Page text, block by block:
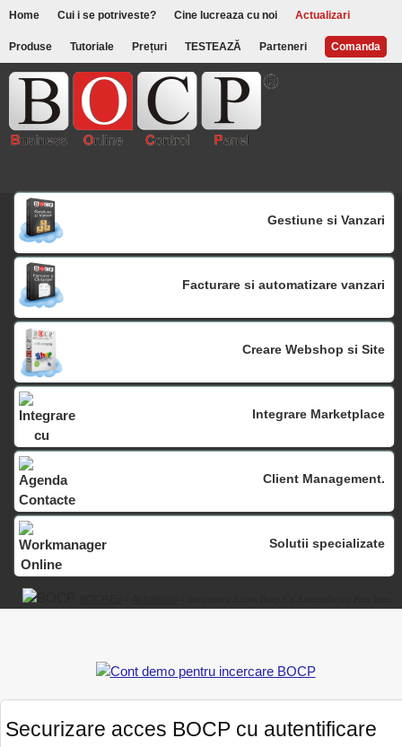
Home Cui i se potriveste? Cine lucreaza cu noi Actualizari
Produse Tutoriale Prețuri TESTEAZĂ Parteneri Comanda
Gestiune si Vanzari
Facturare si automatizare vanzari
Creare Webshop si Site
Integrare Marketplace
Client Management.
Solutii specializate
Securizare acces BOCP cu autentificare